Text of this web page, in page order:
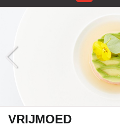
VRIJMOED